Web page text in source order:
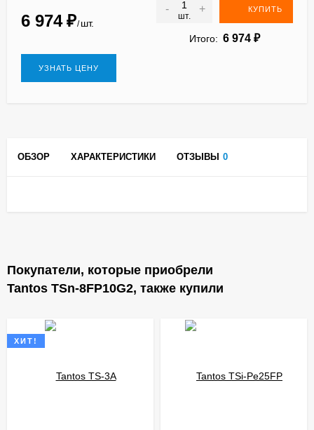
6 974 ₽/ шт.
-
шт.
+ КУПИТЬ
Итого: 6 974 ₽
УЗНАТЬ ЦЕНУ
ОБЗОР ХАРАКТЕРИСТИКИ ОТЗЫВЫ 0
Покупатели, которые приобрели
Tantos TSn-8FP10G2, также купили
ХИТ!